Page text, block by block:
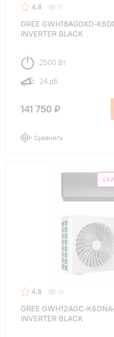
4.8 11
GREE GWH18AGDXD-
INVERTER BLACK
2500 Вт
24 дБ
141 750 ₽
Сравнить
4.8 15
GREE GWH12AGC-
INVERTER BLACK